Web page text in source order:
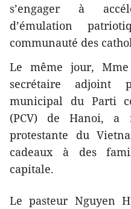
s’engager à
d’émulation
communauté des
Le même jour,
secrétaire adjoint
municipal du Parti
(PCV) ​de Hanoi, a
protestante du
cadeaux ​à des
capitale.
Le pasteur Nguyen